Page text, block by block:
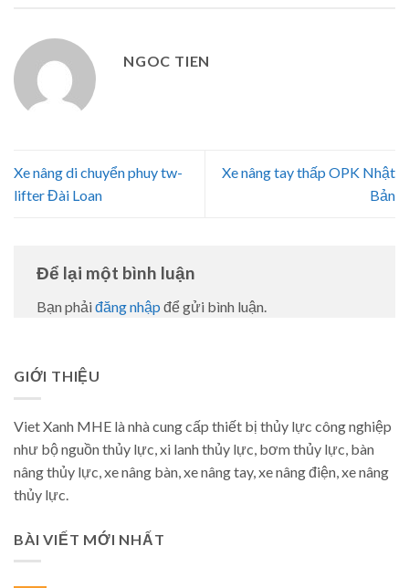
NGOC TIEN
Xe nâng di chuyển phuy tw-
lifter Đài Loan
Xe nâng tay thấp OPK Nhật
Bản
Để lại một bình luận
Bạn phải đăng nhập để gửi bình luận.
GIỚI THIỆU
Viet Xanh MHE là nhà cung cấp thiết bị thủy lực công nghiệp
như bộ nguồn thủy lực, xi lanh thủy lực, bơm thủy lực, bàn
nâng thủy lực, xe nâng bàn, xe nâng tay, xe nâng điện, xe nâng
thủy lực.
BÀI VIẾT MỚI NHẤT